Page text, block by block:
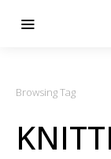
Browsing Tag